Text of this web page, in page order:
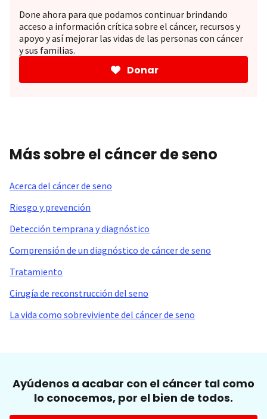
Done ahora para que podamos continuar brindando
acceso a información crítica sobre el cáncer, recursos y
apoyo y así mejorar las vidas de las personas con cáncer
y sus familias.
Donar
Más sobre el cáncer de seno
Acerca del cáncer de seno
Riesgo y prevención
Detección temprana y diagnóstico
Comprensión de un diagnóstico de cáncer de seno
Tratamiento
Cirugía de reconstrucción del seno
La vida como sobreviviente del cáncer de seno
Ayúdenos a acabar con el cáncer tal como
lo conocemos, por el bien de todos.